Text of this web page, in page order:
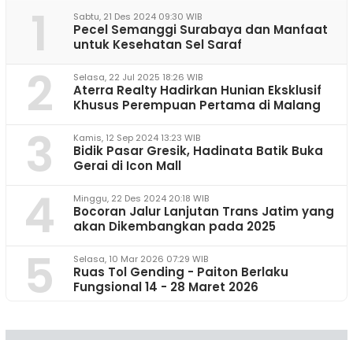
1 Sabtu, 21 Des 2024 09:30 WIB
Pecel Semanggi Surabaya dan Manfaat
untuk Kesehatan Sel Saraf
2 Selasa, 22 Jul 2025 18:26 WIB
Aterra Realty Hadirkan Hunian Eksklusif
Khusus Perempuan Pertama di Malang
3 Kamis, 12 Sep 2024 13:23 WIB
Bidik Pasar Gresik, Hadinata Batik Buka
Gerai di Icon Mall
4 Minggu, 22 Des 2024 20:18 WIB
Bocoran Jalur Lanjutan Trans Jatim yang
akan Dikembangkan pada 2025
5 Selasa, 10 Mar 2026 07:29 WIB
Ruas Tol Gending - Paiton Berlaku
Fungsional 14 - 28 Maret 2026